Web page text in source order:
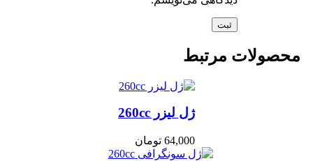
مرتبط
ژل لیزر 260cc
64,000 تومان